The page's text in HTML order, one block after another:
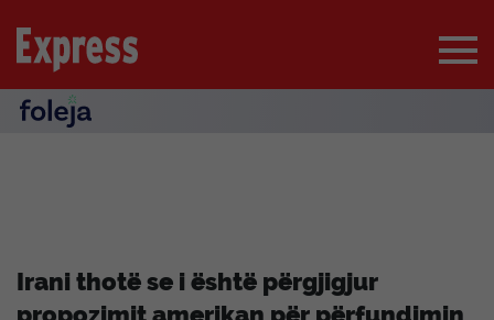
Irani thotë se i është përgjigjur